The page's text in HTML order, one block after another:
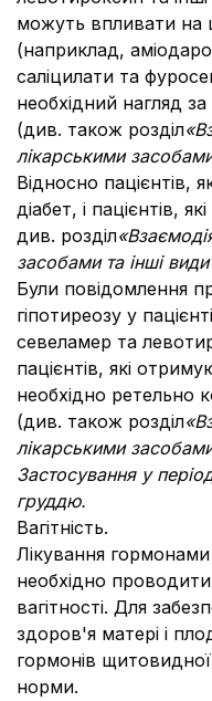
можуть впливати на
(наприклад,
саліцилати та
необхідний нагляд
(див. також розділ
лікарськими
Відносно пацієнтів,
діабет, і пацієнтів,
див. розділ
засобами та інші
Були повідомлення
гіпотиреозу у
севеламер та
пацієнтів, які
необхідно ретельно
(див. також розділ
лікарськими
Застосування у
груддю.
Вагітність.
Лікування
необхідно
вагітності. Для
здоров'я матері і
гормонів
норми.